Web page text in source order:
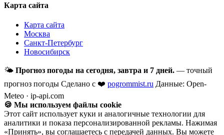
Карта сайта
Карта сайта
Москва
Санкт-Петербург
Новосибирск
🌤 Прогноз погоды на сегодня, завтра и 7 дней. — точный
прогноз погоды Сделано с ❤️ pogrommist.ru Данные: Open-
Meteo · ip-api.com
🍪 Мы используем файлы cookie
Этот сайт использует куки и аналогичные технологии для
аналитики и показа персонализированной рекламы. Нажимая
«Принять», вы соглашаетесь с передачей данных. Вы можете